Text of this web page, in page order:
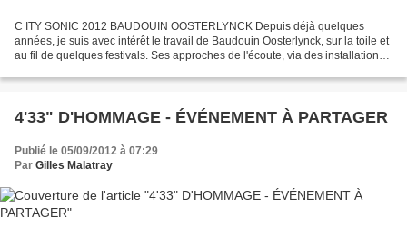
C ITY SONIC 2012 BAUDOUIN OOSTERLYNCK Depuis déjà quelques
années, je suis avec intérêt le travail de Baudouin Oosterlynck, sur la toile et
au fil de quelques festivals. Ses approches de l'écoute, via des installations,
4'33" D'HOMMAGE - ÉVÉNEMENT À PARTAGER
Publié le 05/09/2012 à 07:29
Par Gilles Malatray